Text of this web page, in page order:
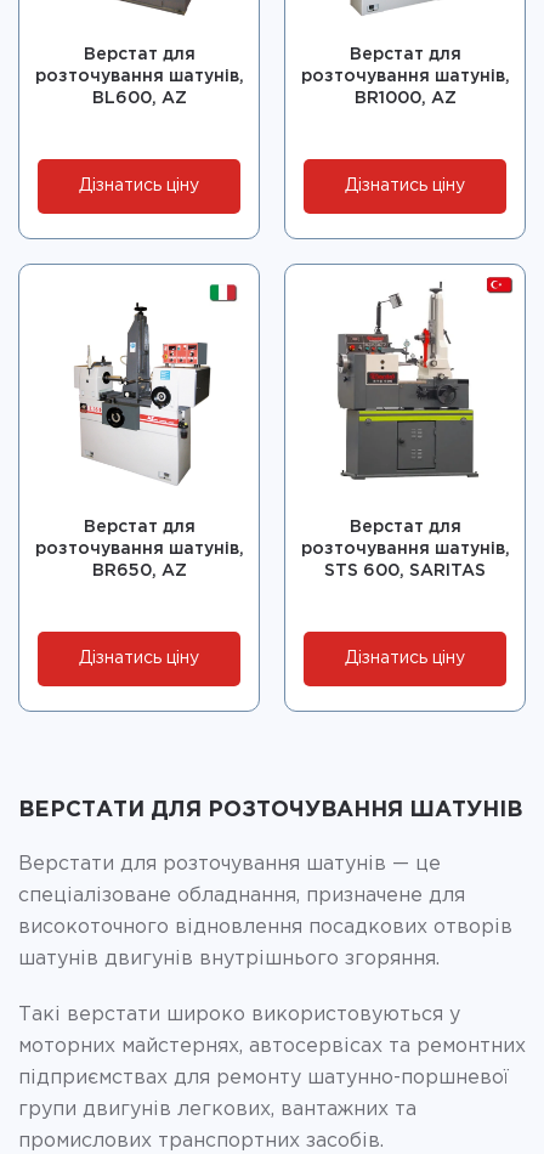
Верстат для
розточування шатунів,
BL600, AZ
Дізнатись ціну
Верстат для
розточування шатунів,
BR1000, AZ
Дізнатись ціну
Верстат для
розточування шатунів,
BR650, AZ
Дізнатись ціну
Верстат для
розточування шатунів,
STS 600, SARITAS
Дізнатись ціну
ВЕРСТАТИ ДЛЯ РОЗТОЧУВАННЯ ШАТУНІВ
Верстати для розточування шатунів — це
спеціалізоване обладнання, призначене для
високоточного відновлення посадкових отворів
шатунів двигунів внутрішнього згоряння.
Такі верстати широко використовуються у
моторних майстернях, автосервісах та ремонтних
підприємствах для ремонту шатунно-поршневої
групи двигунів легкових, вантажних та
промислових транспортних засобів.